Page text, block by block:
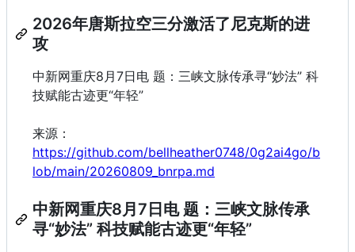
2026年唐斯拉空三分激活了尼克斯的进
攻
中新网重庆8月7日电 题：三峡文脉传承寻“妙法” 科
技赋能古迹更“年轻”
来源：
https://github.com/bellheather0748/0g2ai4go/b
lob/main/20260809_bnrpa.md
中新网重庆8月7日电 题：三峡文脉传承
寻“妙法” 科技赋能古迹更“年轻”